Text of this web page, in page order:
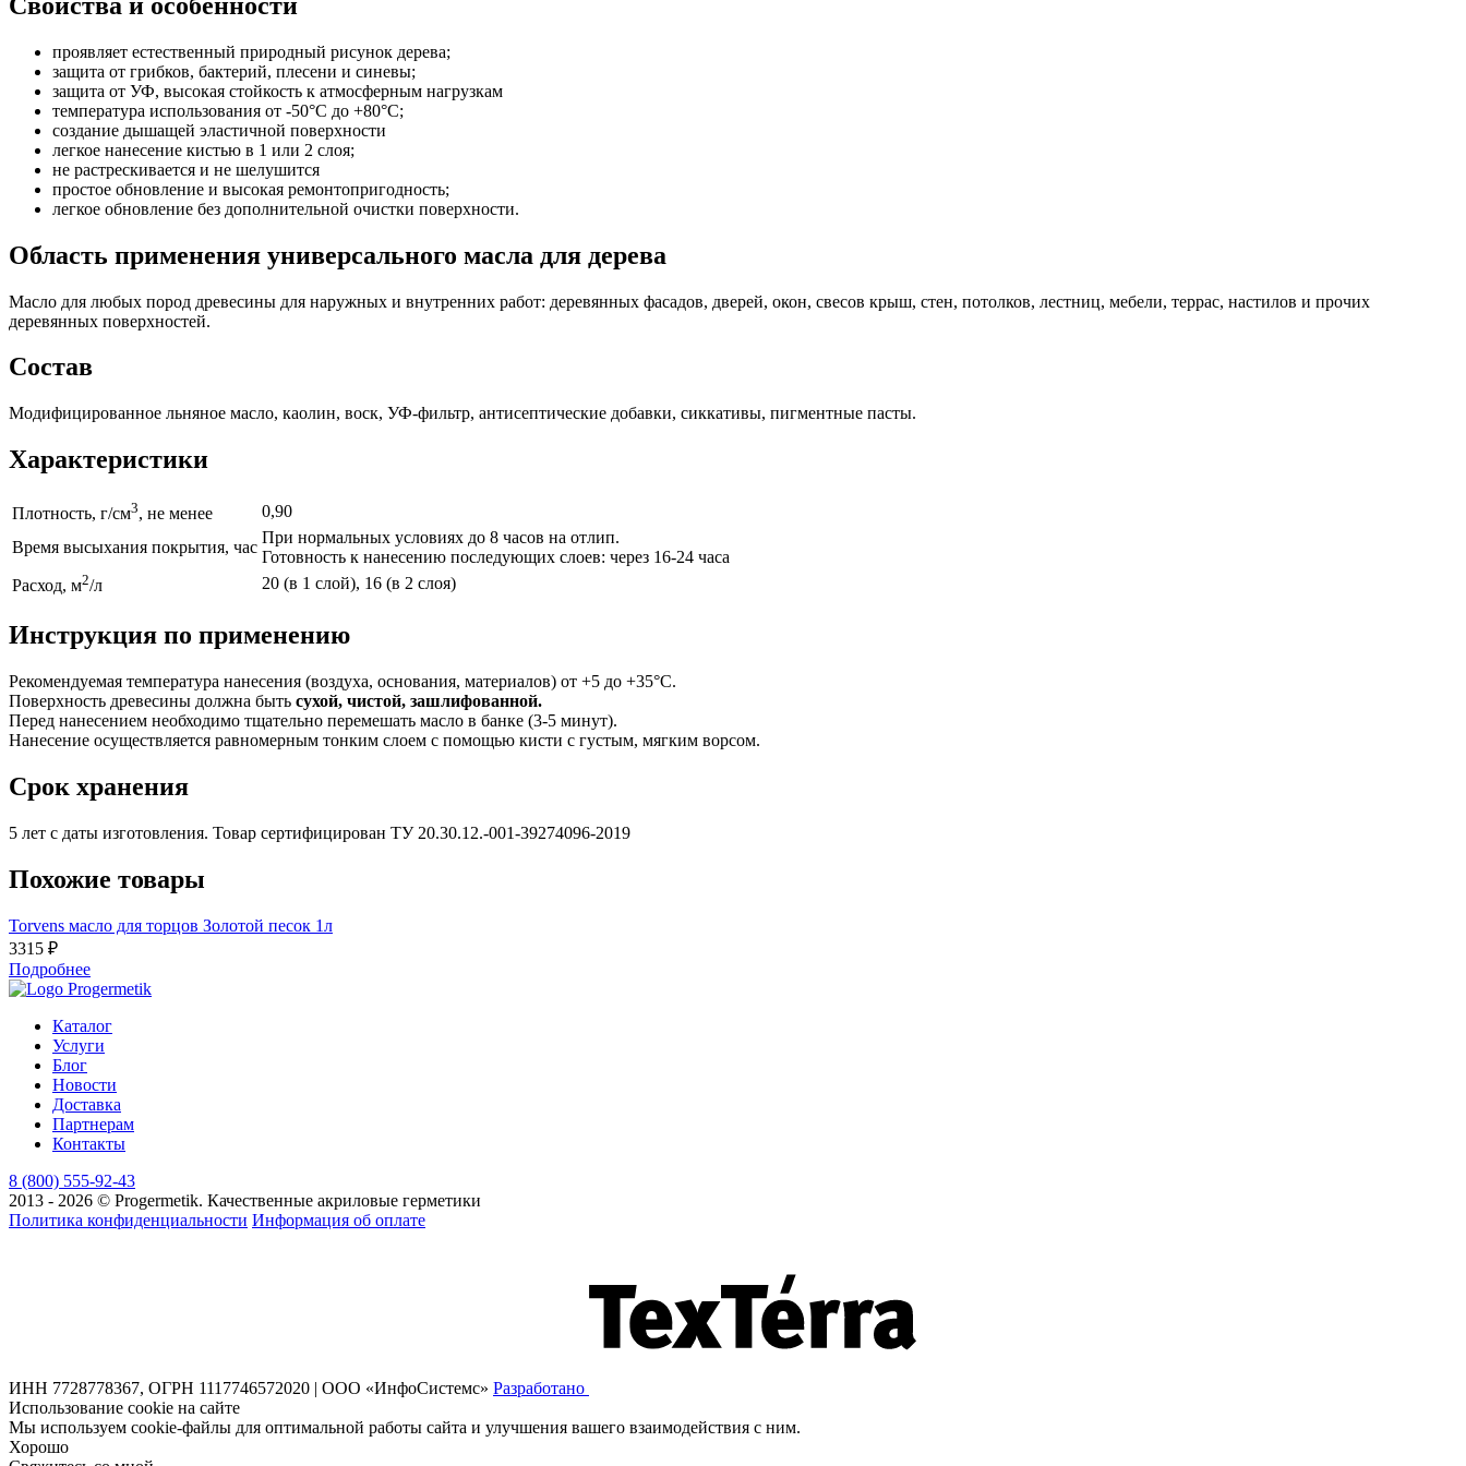
проявляет естественный природный рисунок дерева;
защита от грибков, бактерий, плесени и синевы;
защита от УФ, высокая стойкость к атмосферным нагрузкам
температура использования от -50°С до +80°С;
создание дышащей эластичной поверхности
легкое нанесение кистью в 1 или 2 слоя;
не растрескивается и не шелушится
простое обновление и высокая ремонтопригодность;
легкое обновление без дополнительной очистки поверхности.
Область применения универсального масла для дерева
Масло для любых пород древесины для наружных и внутренних работ: деревянных фасадов, дверей, окон, свесов крыш, стен, потолков, лестниц, мебели, террас, настилов и прочих
деревянных поверхностей.
Состав
Модифицированное льняное масло, каолин, воск, УФ-фильтр, антисептические добавки, сиккативы, пигментные пасты.
Характеристики
Плотность, г/см3, не менее
0,90
Время высыхания покрытия, час
При нормальных условиях до 8 часов на отлип.
Готовность к нанесению последующих слоев: через 16-24 часа
Расход, м2/л 20 (в 1 слой), 16 (в 2 слоя)
Инструкция по применению
Рекомендуемая температура нанесения (воздуха, основания, материалов) от +5 до +35°С.
Поверхность древесины должна быть сухой, чистой, зашлифованной.
Перед нанесением необходимо тщательно перемешать масло в банке (3-5 минут).
Нанесение осуществляется равномерным тонким слоем с помощью кисти с густым, мягким ворсом.
Срок хранения
5 лет с даты изготовления. Товар сертифицирован ТУ 20.30.12.-001-39274096-2019
Похожие товары
Torvens масло для торцов Золотой песок 1л
3315 ₽
Подробнее
Каталог
Услуги
Блог
Новости
Доставка
Партнерам
Контакты
8 (800) 555-92-43
2013 - 2026 © Progermetik. Качественные акриловые герметики
Политика конфиденциальности Информация об оплате
ИНН 7728778367, ОГРН 1117746572020 | ООО «ИнфоСистемс» Разработано
Использование cookie на сайте
Мы используем cookie-файлы для оптимальной работы сайта и улучшения вашего взаимодействия с ним.
Хорошо